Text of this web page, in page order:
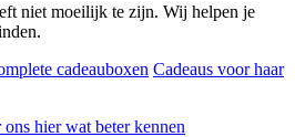
niet moeilijk te zijn. Wij helpen je
cadeauboxen Cadeaus voor haar
ons hier wat beter kennen